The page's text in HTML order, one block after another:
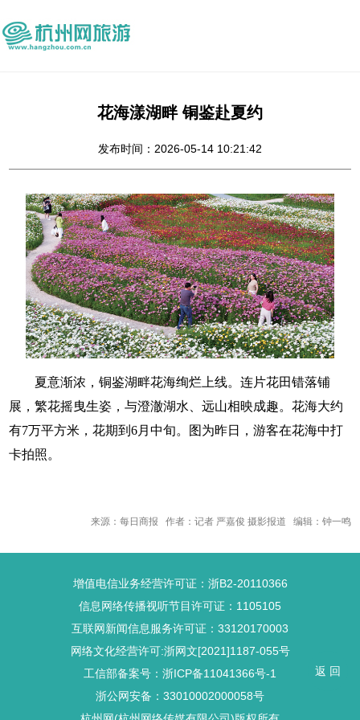
返 回
花海漾湖畔 铜鉴赴夏约
发布时间：2026-05-14 10:21:42
夏意渐浓，铜鉴湖畔花海绚烂上线。连片花田错落铺
展，繁花摇曳生姿，与澄澈湖水、远山相映成趣。花海大约
有7万平方米，花期到6月中旬。图为昨日，游客在花海中打
卡拍照。
来源：每日商报 作者：记者 严嘉俊 摄影报道 编辑：钟一鸣
增值电信业务经营许可证：浙B2-20110366
信息网络传播视听节目许可证：1105105
互联网新闻信息服务许可证：33120170003
网络文化经营许可:浙网文[2021]1187-055号
工信部备案号：浙ICP备11041366号-1
浙公网安备：33010002000058号